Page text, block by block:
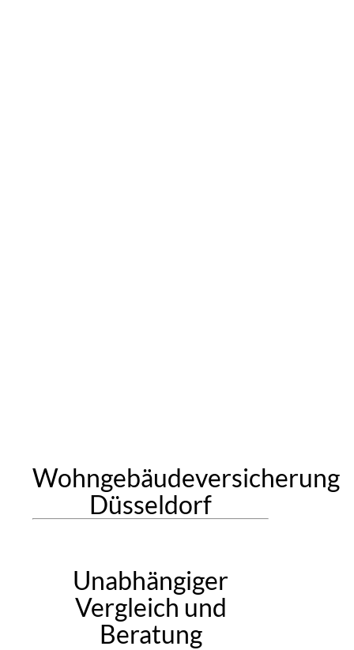
Wohngebäudeversicherung
Düsseldorf
Unabhängiger
Vergleich und
Beratung